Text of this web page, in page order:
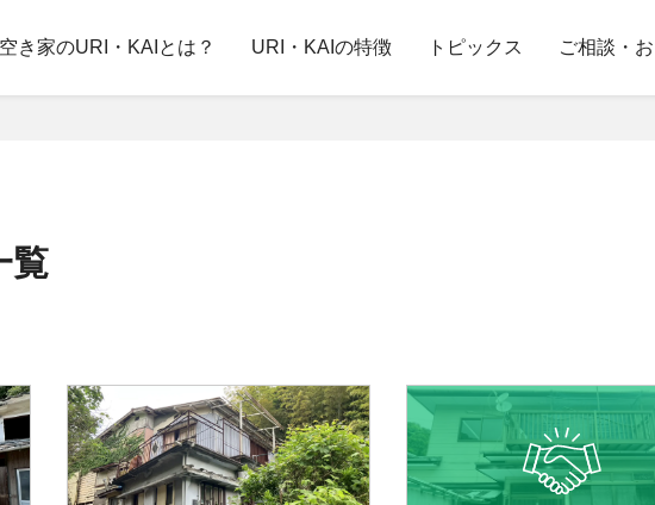
空き家のURI・KAIとは？ URI・KAIの特徴 トピックス ご相談・
覧